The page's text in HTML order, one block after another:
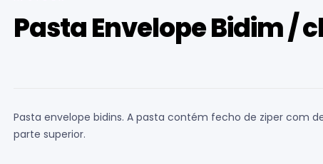
Pasta Envelope Bidim /
Pasta envelope bidins. A pasta contém fecho de ziper com
parte superior.